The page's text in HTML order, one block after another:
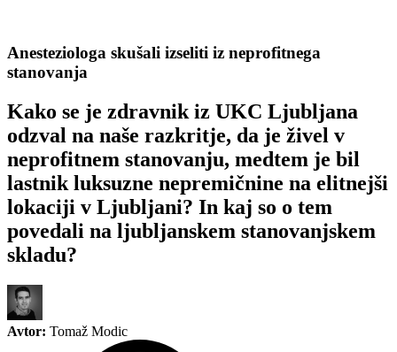
Anesteziologa skušali izseliti iz neprofitnega
stanovanja
Kako se je zdravnik iz UKC Ljubljana
odzval na naše razkritje, da je živel v
neprofitnem stanovanju, medtem je bil
lastnik luksuzne nepremičnine na elitnejši
lokaciji v Ljubljani? In kaj so o tem
povedali na ljubljanskem stanovanjskem
skladu?
Avtor: Tomaž Modic